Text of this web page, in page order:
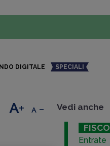
DIGITALE SPECIALI
+ - Vedi anche
FISCO
Entrate